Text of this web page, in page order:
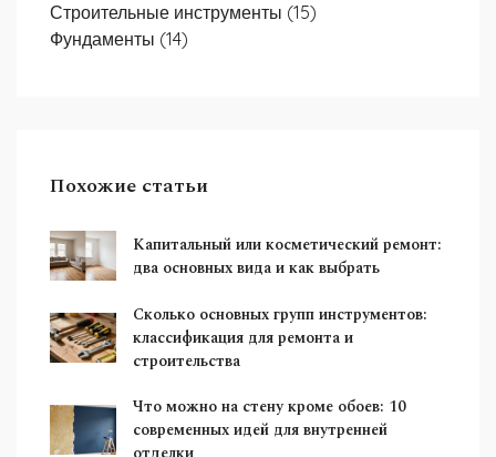
Строительные инструменты (15)
Фундаменты (14)
Похожие статьи
Капитальный или косметический ремонт:
два основных вида и как выбрать
Сколько основных групп инструментов:
классификация для ремонта и
строительства
Что можно на стену кроме обоев: 10
современных идей для внутренней